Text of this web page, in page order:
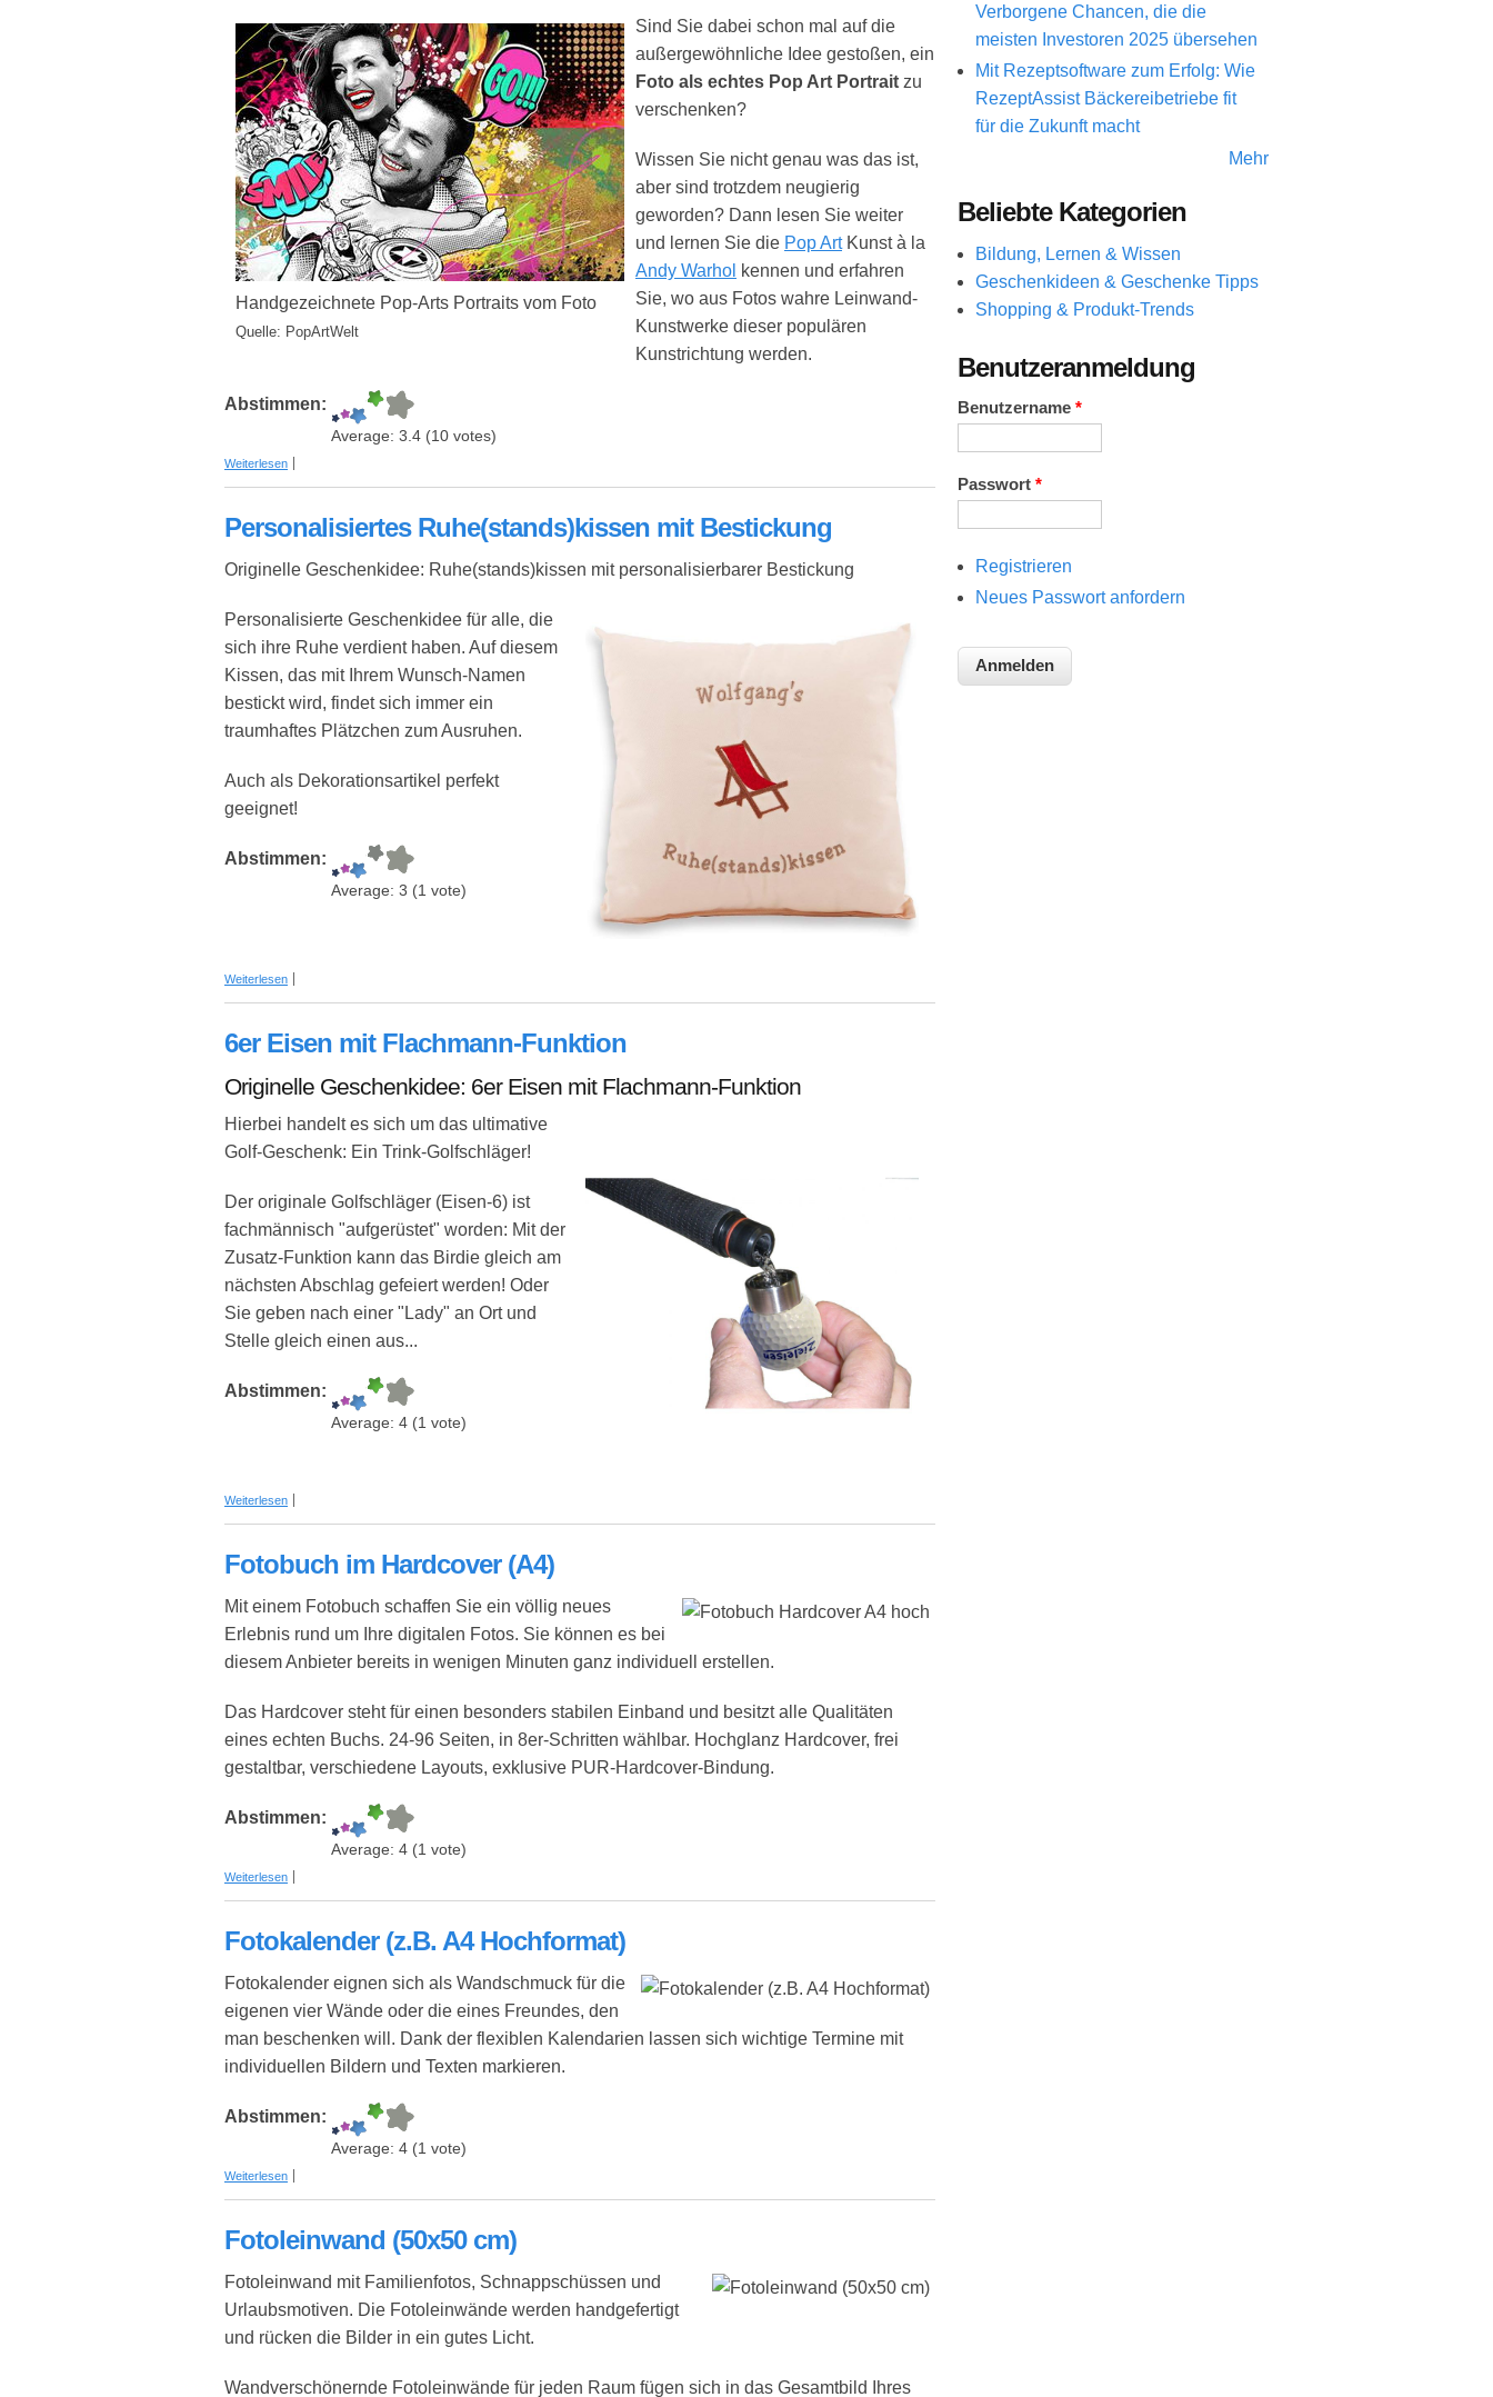
Handgezeichnete Pop-Arts Portraits vom Foto
Quelle: PopArtWelt
Sind Sie dabei schon mal auf die
außergewöhnliche Idee gestoßen, ein
Foto als echtes Pop Art Portrait zu
verschenken?
Wissen Sie nicht genau was das ist,
aber sind trotzdem neugierig
geworden? Dann lesen Sie weiter
und lernen Sie die Pop ArtKunst à la
Andy Warhol kennen und erfahren
Sie, wo aus Fotos wahre Leinwand-
Kunstwerke dieser populären
Kunstrichtung werden.
Abstimmen:
Average: 3.4 (10 votes)
Weiterlesen über Pop Art Bilder von Fotovorlage - eine kreative Geschenkidee
Personalisiertes Ruhe(stands)kissen mit Bestickung
Originelle Geschenkidee: Ruhe(stands)kissen mit personalisierbarer Bestickung
Personalisierte Geschenkidee für alle, die
sich ihre Ruhe verdient haben. Auf diesem
Kissen, das mit Ihrem Wunsch-Namen
bestickt wird, findet sich immer ein
traumhaftes Plätzchen zum Ausruhen.
Auch als Dekorationsartikel perfekt
geeignet!
Abstimmen:
Average: 3 (1 vote)
Weiterlesen über Personalisiertes Ruhe(stands)kissen mit Bestickung
6er Eisen mit Flachmann-Funktion
Originelle Geschenkidee: 6er Eisen mit Flachmann-Funktion
Hierbei handelt es sich um das ultimative
Golf-Geschenk: Ein Trink-Golfschläger!
Der originale Golfschläger (Eisen-6) ist
fachmännisch "aufgerüstet" worden: Mit der
Zusatz-Funktion kann das Birdie gleich am
nächsten Abschlag gefeiert werden! Oder
Sie geben nach einer "Lady" an Ort und
Stelle gleich einen aus...
Abstimmen:
Average: 4 (1 vote)
Weiterlesen über 6er Eisen mit Flachmann-Funktion
Fotobuch im Hardcover (A4)
Mit einem Fotobuch schaffen Sie ein völlig neues
Erlebnis rund um Ihre digitalen Fotos. Sie können es bei
diesem Anbieter bereits in wenigen Minuten ganz individuell erstellen.
Das Hardcover steht für einen besonders stabilen Einband und besitzt alle Qualitäten
eines echten Buchs. 24-96 Seiten, in 8er-Schritten wählbar. Hochglanz Hardcover, frei
gestaltbar, verschiedene Layouts, exklusive PUR-Hardcover-Bindung.
Abstimmen:
Average: 4 (1 vote)
Weiterlesen über Fotobuch im Hardcover (A4)
Fotokalender (z.B. A4 Hochformat)
Fotokalender eignen sich als Wandschmuck für die
eigenen vier Wände oder die eines Freundes, den
man beschenken will. Dank der flexiblen Kalendarien lassen sich wichtige Termine mit
individuellen Bildern und Texten markieren.
Abstimmen:
Average: 4 (1 vote)
Weiterlesen über Fotokalender (z.B. A4 Hochformat)
Fotoleinwand (50x50 cm)
Fotoleinwand mit Familienfotos, Schnappschüssen und
Urlaubsmotiven. Die Fotoleinwände werden handgefertigt
und rücken die Bilder in ein gutes Licht.
Wandverschönernde Fotoleinwände für jeden Raum fügen sich in das Gesamtbild Ihres
Verborgene Chancen, die die
meisten Investoren 2025 übersehen
Mit Rezeptsoftware zum Erfolg: Wie
RezeptAssist Bäckereibetriebe fit
für die Zukunft macht
Mehr
Beliebte Kategorien
Bildung, Lernen & Wissen
Geschenkideen & Geschenke Tipps
Shopping & Produkt-Trends
Benutzeranmeldung
Benutzername *
Passwort *
Registrieren
Neues Passwort anfordern